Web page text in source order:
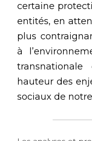
certaine
entités, en
plus
à
hauteur des
sociaux de